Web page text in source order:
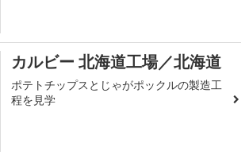
カルビー 北海道工場／北海道
ポテトチップスとじゃがポックルの製造工
程を見学